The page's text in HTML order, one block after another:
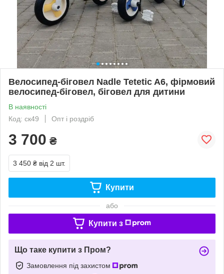
Велосипед-біговел Nadle Tetetic A6, фірмовий
велосипед-біговел, біговел для дитини
В наявності
Код: ск49
Опт і роздріб
3 700 ₴
3 450 ₴ від 2 шт.
Купити
або
Купити з
Що таке купити з Пром?
Замовлення під захистом